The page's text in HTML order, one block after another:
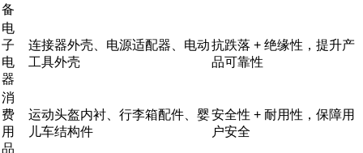
备
电
子
电
器
连接器外壳、电源适配器、电动
工具外壳
抗跌落 + 绝缘性，提升产
品可靠性
消
费
用
品
运动头盔内衬、行李箱配件、婴
儿车结构件
安全性 + 耐用性，保障用
户安全